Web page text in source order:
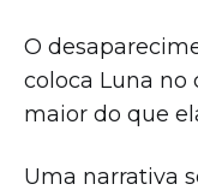
O
coloca Luna
maior do que
Uma narrativa